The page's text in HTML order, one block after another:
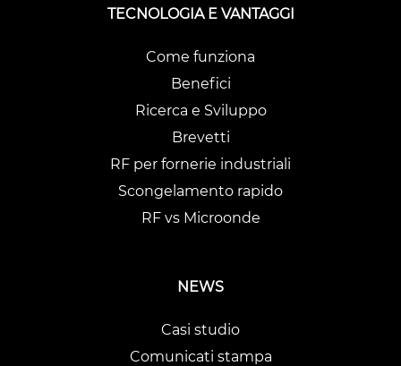
TECNOLOGIA E VANTAGGI
Come funziona
Benefici
Ricerca e Sviluppo
Brevetti
RF per fornerie industriali
Scongelamento rapido
RF vs Microonde
NEWS
Casi studio
Comunicati stampa